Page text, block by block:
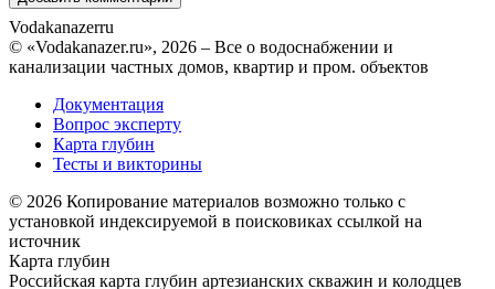
Vodakanazerru
© «Vodakanazer.ru», 2026 – Все о водоснабжении и
канализации частных домов, квартир и пром. объектов
Документация
Вопрос эксперту
Карта глубин
Тесты и викторины
© 2026 Копирование материалов возможно только с
установкой индексируемой в поисковиках ссылкой на
источник
Карта глубин
Российская карта глубин артезианских скважин и колодцев